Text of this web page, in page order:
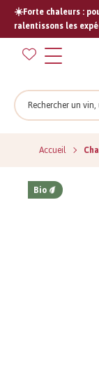
☀️Forte chaleurs :
ralentissons les
Rechercher
Accueil
Bio